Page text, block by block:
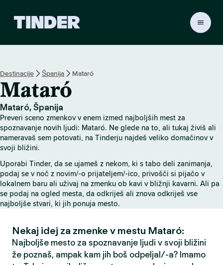
r
m
o
v
Destinacije Španija Mataró
Mataró
Mataró, Španija
Preveri sceno zmenkov v enem izmed najboljših mest za
spoznavanje novih ljudi: Mataró. Ne glede na to, ali tukaj živiš ali
nameravaš sem potovati, na Tinderju najdeš veliko domačinov v
svoji bližini.
Uporabi Tinder, da se ujameš z nekom, ki s tabo deli zanimanja,
podaj se v noč z novim/-o prijateljem/-ico, privošči si pijačo v
lokalnem baru ali uživaj na zmenku ob kavi v bližnji kavarni. Ali pa
se podaj na ogled mesta, da odkriješ ali znova odkriješ vse
najboljše stvari, ki jih ponuja mesto.
Nekaj idej za zmenke v mestu Mataró:
Najboljše mesto za spoznavanje ljudi v svoji bližini
že poznaš, ampak kam jih boš odpeljal/-a? Imamo